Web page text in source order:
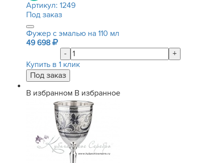
Артикул: 1249
Под заказ
Фужер с эмалью на 110 мл
49 698
-
+
Купить в 1 клик
В избранном В избранное